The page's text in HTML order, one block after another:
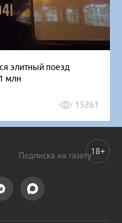
элитный поезд
млн
15261
Подписка на газету18+